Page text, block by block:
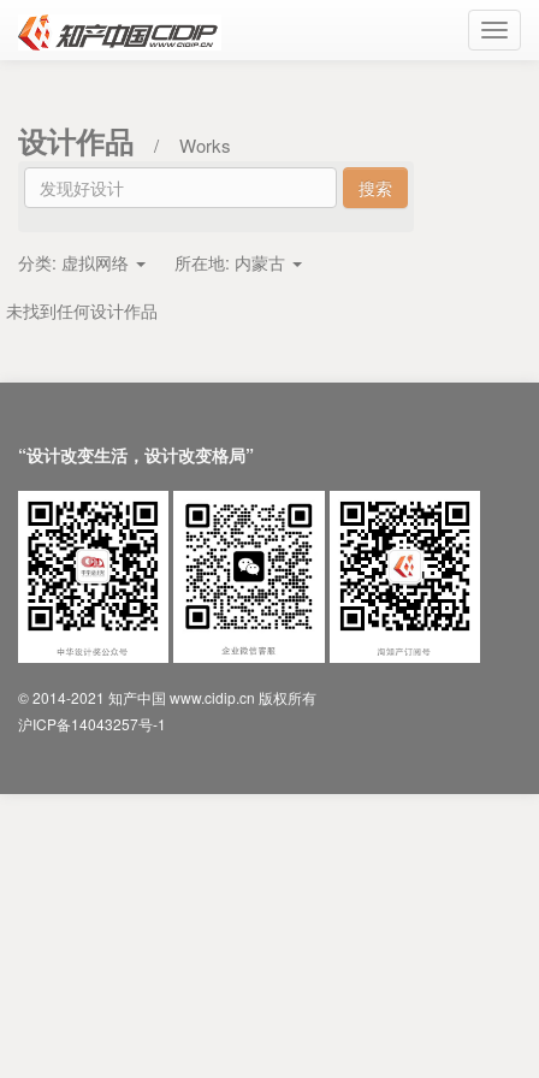
设计作品 / Works
分类: 虚拟网络 所在地: 内蒙古
未找到任何设计作品
“设计改变生活，设计改变格局”
© 2014-2021 知产中国 www.cidip.cn 版权所有
沪ICP备14043257号-1